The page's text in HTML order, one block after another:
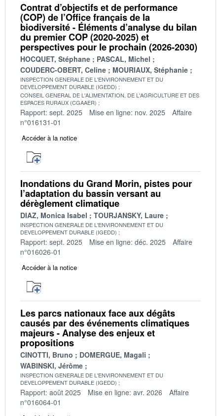
Contrat d’objectifs et de performance
(COP) de l’Office français de la
biodiversité - Éléments d’analyse du bilan
du premier COP (2020-2025) et
perspectives pour le prochain (2026-2030)
HOCQUET, Stéphane
PASCAL, Michel
COUDERC-OBERT, Celine
MOURIAUX, Stéphanie
INSPECTION GENERALE DE L'ENVIRONNEMENT ET DU
DEVELOPPEMENT DURABLE (IGEDD)
CONSEIL GENERAL DE L'ALIMENTATION, DE L'AGRICULTURE ET DES
ESPACES RURAUX (CGAAER)
Rapport: sept. 2025 Mise en ligne: nov. 2025
Affaire
n°016131-01
Accéder à la notice
Inondations du Grand Morin, pistes pour
l’adaptation du bassin versant au
dérèglement climatique
DIAZ, Monica Isabel TOURJANSKY, Laure
INSPECTION GENERALE DE L'ENVIRONNEMENT ET DU
DEVELOPPEMENT DURABLE (IGEDD)
Rapport: sept. 2025 Mise en ligne: déc. 2025
Affaire
n°016026-01
Accéder à la notice
Les parcs nationaux face aux dégâts
causés par des événements climatiques
majeurs - Analyse des enjeux et
propositions
CINOTTI, Bruno
DOMERGUE, Magali
WABINSKI, Jérôme
INSPECTION GENERALE DE L'ENVIRONNEMENT ET DU
DEVELOPPEMENT DURABLE (IGEDD)
Rapport: août 2025 Mise en ligne: avr. 2026
Affaire
n°016064-01